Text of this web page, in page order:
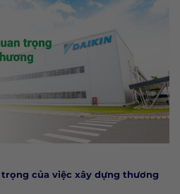
của việc xây dựng thương